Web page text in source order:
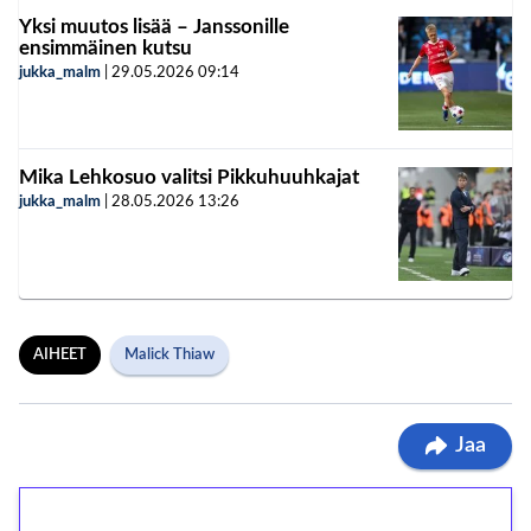
Yksi muutos lisää – Janssonille
ensimmäinen kutsu
jukka_malm 29.05.2026 09:14
Mika Lehkosuo valitsi Pikkuhuuhkajat
jukka_malm 28.05.2026 13:26
AIHEET Malick Thiaw
Jaa